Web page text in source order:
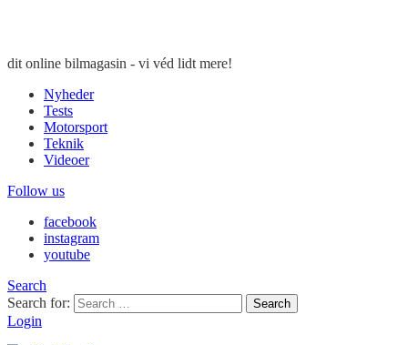
dit online bilmagasin - vi véd lidt mere!
Nyheder
Tests
Motorsport
Teknik
Videoer
Follow us
facebook
instagram
youtube
Search
Search for:
Search
Login